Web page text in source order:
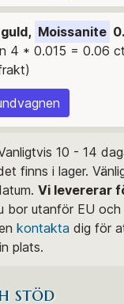
Moissanite
4 * 0.015 = 0.06
10 - 14
finns i lager.
Vi levererar
bor utanför EU
kontakta dig för
plats.
stöd